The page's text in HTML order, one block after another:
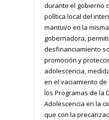
durante el gobierno
política local del
mantuvo en la
gobernadora,
desfinanciamiento
promoción y
adolescencia,
en el vaciamiento de
los Programas de la
Adolescencia en la
que con la